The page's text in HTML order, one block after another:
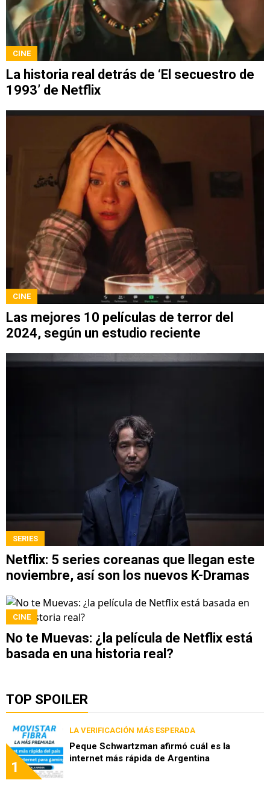
CINE
La historia real detrás de ‘El secuestro de
1993’ de Netflix
CINE
Las mejores 10 películas de terror del
2024, según un estudio reciente
SERIES
Netflix: 5 series coreanas que llegan este
noviembre, así son los nuevos K-Dramas
CINE
No te Muevas: ¿la película de Netflix está
basada en una historia real?
TOP SPOILER
1
LA VERIFICACIÓN MÁS ESPERADA
Peque Schwartzman afirmó cuál es la
internet más rápida de Argentina